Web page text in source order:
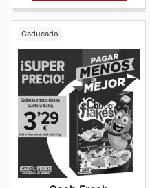
Caducado